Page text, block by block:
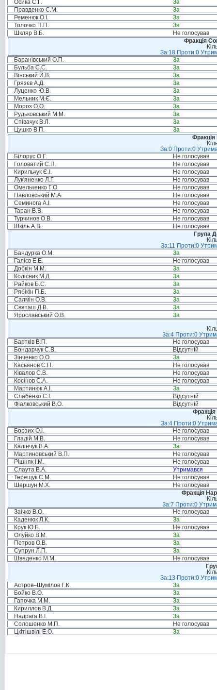
Осика С.Г.
За
Правденко С.М.
За
Ременюк О.І.
За
Толочко П.П.
За
Шкляр В.Б.
Не голосував
Фракція
За:18 Проти:0
Баранівський О.П.
За
Бульба С.С.
За
Вінський Й.В.
За
Грязєв А.Д.
За
Луценко Ю.В.
За
Мельник М.Є.
За
Мороз О.О.
За
Рудьковський М.М.
За
Співачук В.Л.
За
Цушко В.П.
За
За:0 Проти:0
Білорус О.Г.
Не голосував
Головатий С.П.
Не голосував
Кирильчук Є.І.
Не голосував
Лук'яненко Л.Г.
Не голосував
Омельченко Г.О.
Не голосував
Павловський М.А.
Не голосував
Семинога А.І.
Не голосував
Таран В.В.
Не голосував
Турчинов О.В.
Не голосував
Шкіль А.В.
Не голосував
Група
За:11 Проти:0
Бандурка О.М.
За
Галієв Е.Е.
Не голосував
Добкін М.М.
За
Колісник М.Д.
За
Райков Б.С.
За
Рябікін П.Б.
За
Салмін О.В.
За
Святаш Д.В.
За
Ярославський О.В.
За
За:4 Проти:0
Бартків В.П.
Не голосував
Бондарчук С.В.
Відсутній
Зінченко О.О.
За
Касьянов С.П.
Не голосував
Ківалов С.В.
Не голосував
Косінов С.А.
Не голосував
Мартинюк А.І.
За
Слабенко С.І.
Відсутній
Фіалковський В.О.
Відсутній
Фракція
За:4 Проти:0
Борзих О.І.
Не голосував
Гладій М.В.
Не голосував
Калінчук В.А.
За
Мартиновський В.П.
Не голосував
Рішняк І.М.
Не голосував
Слаута В.А.
Утримався
Терещук С.М.
Не голосував
Шершун М.Х.
Не голосував
Фракція
За:7 Проти:0
Заічко В.О.
Не голосував
Каденюк Л.К.
За
Крук Ю.Б.
Не голосував
Олуйко В.М.
За
Петров О.В.
За
Супрун Л.П.
За
Шведенко М.М.
Не голосував
За:13 Проти:0
Астров–Шумілов Г.К.
За
Бойко В.О.
За
Гапочка М.М.
За
Кириллов В.Д.
За
Надрага В.І.
За
Солошенко М.П.
Не голосував
Цкітішвілі Е.О.
За